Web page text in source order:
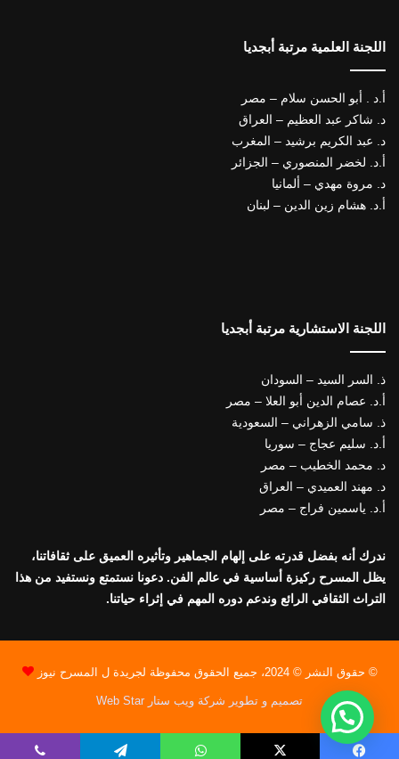
اللجنة العلمية مرتبة أبجديا
أ.د . أبو الحسن سلام – مصر
د. شاكر عبد العظيم – العراق
د. عبد الكريم برشيد – المغرب
أ.د. لخضر المنصوري – الجزائر
د. مروة مهدي – ألمانيا
أ.د. هشام زين الدين – لبنان
اللجنة الاستشارية مرتبة أبجديا
ذ. السر السيد – السودان
أ.د. عصام الدين أبو العلا – مصر
ذ. سامي الزهراني – السعودية
أ.د. سليم عجاج – سوريا
د. محمد الخطيب – مصر
د. مهند العميدي – العراق
أ.د. ياسمين فراج – مصر
ندرك أنه بفضل قدرته على إلهام الجماهير وتأثيره العميق على ثقافاتنا،
يظل المسرح ركيزة أساسية في عالم الفن. دعونا نستمتع ونستفيد من هذا
التراث الثقافي الرائع وندعم دوره المهم في إثراء حياتنا.
© حقوق النشر © 2024، جميع الحقوق محفوظة لجريدة ل المسرح نيوز
تصميم و تطوير شركة ويب ستار Web Star